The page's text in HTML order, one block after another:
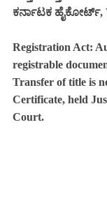
ಕರ್ನಾಟಕ ಹೈಕೋರ್ಟ್,
Registration Act:
registrable
Transfer of title is
Certificate, held
Court.